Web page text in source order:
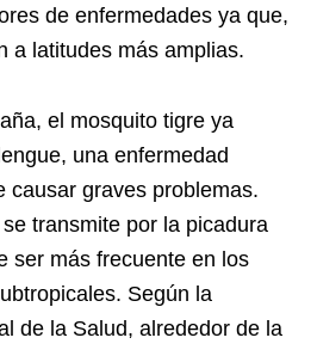
de enfermedades ya que,
a latitudes más amplias.
el mosquito tigre ya
una enfermedad
causar graves problemas.
transmite por la picadura
ser más frecuente en los
Según la
de la Salud, alrededor de la